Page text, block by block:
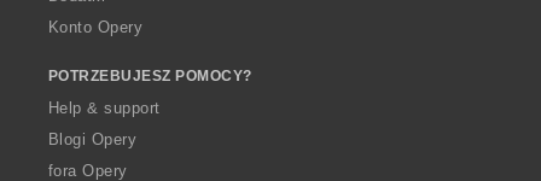
Konto Opery
POTRZEBUJESZ POMOCY?
Help & support
Blogi Opery
fora Opery